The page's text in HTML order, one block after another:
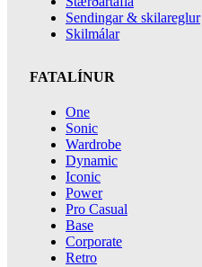
Sendingar & skilareglur
Skilmálar
FATALÍNUR
One
Sonic
Wardrobe
Dynamic
Iconic
Power
Pro Casual
Base
Corporate
Retro